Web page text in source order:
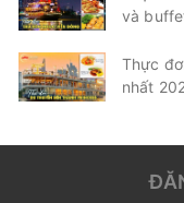
và
Thực
nhất